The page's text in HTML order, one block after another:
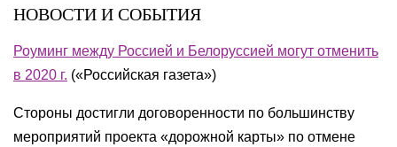
НОВОСТИ И СОБЫТИЯ
Роуминг между Россией и Белоруссией могут отменить
в 2020 г. («Российская газета»)
Стороны достигли договоренности по большинству
мероприятий проекта «дорожной карты» по отмене